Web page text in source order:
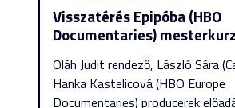
Visszatérés Epipóba (HBO
Documentaries)
Oláh Judit rendező, László Sára
Hanka Kastelicová (HBO Europe
Documentaries) producerek